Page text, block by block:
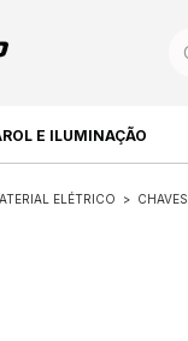
E ILUMINAÇÃO
ELÉTRICO > CHAVES